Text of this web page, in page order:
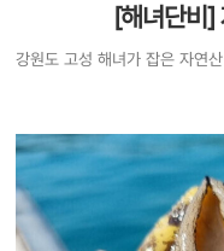
[해녀단비
강원도 고성 해녀가 잡은 자연